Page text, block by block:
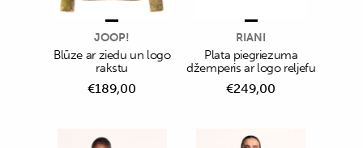
JOOP!
Blūze ar ziedu un logo
rakstu
€189,00
RIANI
Plata piegriezuma
džemperis ar logo reljefu
€249,00